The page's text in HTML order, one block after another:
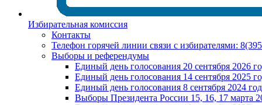
Избирательная комиссия
Контакты
Телефон горячей линии связи с избирателями:
Выборы и референдумы
Единый день голосования 20 сентября 2026
Единый день голосования 14 сентября 2025
Единый день голосования 8 сентября 2024
Выборы Президента России 15, 16, 17 марта